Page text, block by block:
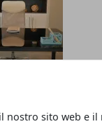
nostro sito web e il